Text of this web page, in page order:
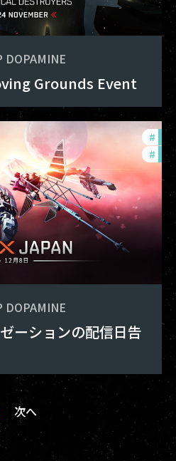
DOPAMINE
Grounds Event
#
#
DOPAMINE
ーションの配信日告
次へ